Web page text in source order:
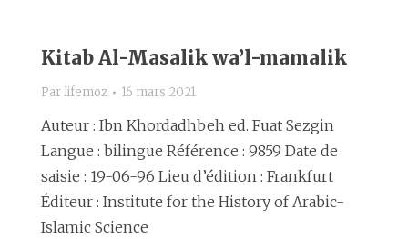
Kitab Al-Masalik wa’l-mamalik
Par lifemoz 16 mars 2021
Auteur : Ibn Khordadhbeh ed. Fuat Sezgin
Langue : bilingue Référence : 9859 Date de
saisie : 19-06-96 Lieu d’édition : Frankfurt
Éditeur : Institute for the History of Arabic-
Islamic Science